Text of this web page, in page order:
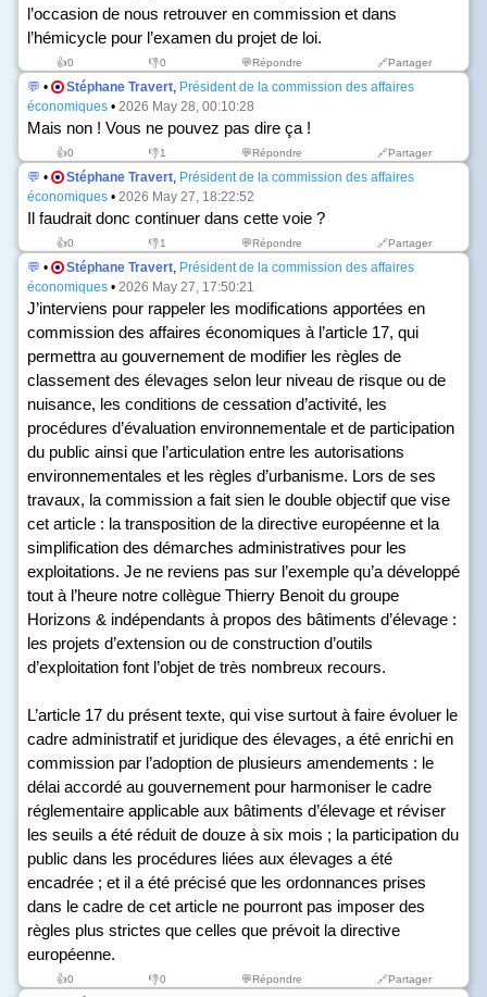
l’occasion de nous retrouver en commission et dans
l’hémicycle pour l’examen du projet de loi.
👍0 👎0 💬Répondre 🔗Partager
💬 • Stéphane Travert, Président de la commission des affaires
économiques • 2026 May 28, 00:10:28
Mais non ! Vous ne pouvez pas dire ça !
👍0 👎1 💬Répondre 🔗Partager
💬 • Stéphane Travert, Président de la commission des affaires
économiques • 2026 May 27, 18:22:52
Il faudrait donc continuer dans cette voie ?
👍0 👎1 💬Répondre 🔗Partager
💬 • Stéphane Travert, Président de la commission des affaires
économiques • 2026 May 27, 17:50:21
J’interviens pour rappeler les modifications apportées en
commission des affaires économiques à l’article 17, qui
permettra au gouvernement de modifier les règles de
classement des élevages selon leur niveau de risque ou de
nuisance, les conditions de cessation d’activité, les
procédures d’évaluation environnementale et de participation
du public ainsi que l’articulation entre les autorisations
environnementales et les règles d’urbanisme. Lors de ses
travaux, la commission a fait sien le double objectif que vise
cet article : la transposition de la directive européenne et la
simplification des démarches administratives pour les
exploitations. Je ne reviens pas sur l’exemple qu’a développé
tout à l’heure notre collègue Thierry Benoit du groupe
Horizons & indépendants à propos des bâtiments d’élevage :
les projets d’extension ou de construction d’outils
d’exploitation font l’objet de très nombreux recours.
L’article 17 du présent texte, qui vise surtout à faire évoluer le
cadre administratif et juridique des élevages, a été enrichi en
commission par l’adoption de plusieurs amendements : le
délai accordé au gouvernement pour harmoniser le cadre
réglementaire applicable aux bâtiments d’élevage et réviser
les seuils a été réduit de douze à six mois ; la participation du
public dans les procédures liées aux élevages a été
encadrée ; et il a été précisé que les ordonnances prises
dans le cadre de cet article ne pourront pas imposer des
règles plus strictes que celles que prévoit la directive
européenne.
👍0 👎0 💬Répondre 🔗Partager